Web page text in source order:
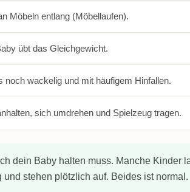
Möbeln entlang (Möbellaufen).
übt das Gleichgewicht.
noch wackelig und mit häufigem Hinfallen.
sich umdrehen und Spielzeug tragen.
dein Baby halten muss. Manche Kinder
stehen plötzlich auf. Beides ist normal.